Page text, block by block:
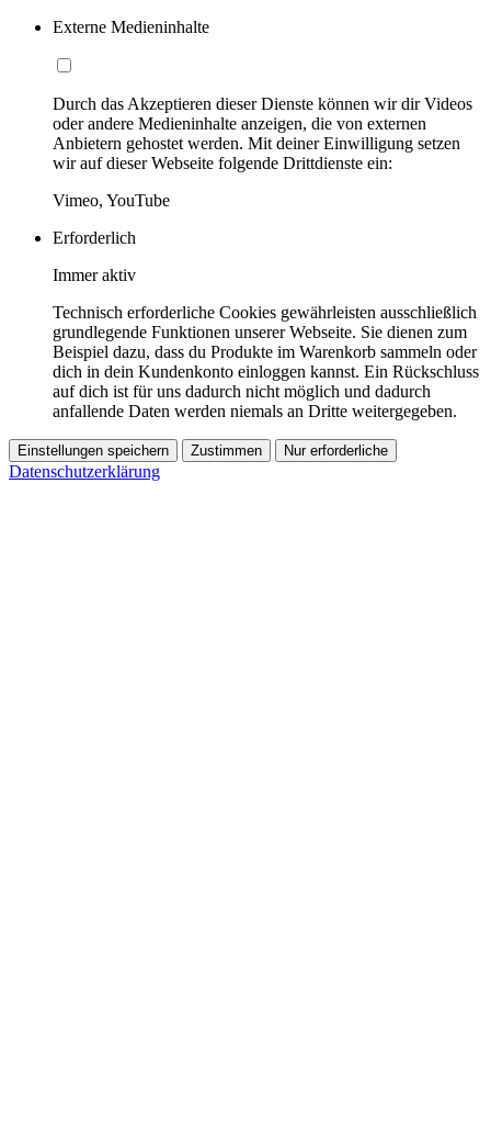
Externe Medieninhalte
Durch das Akzeptieren dieser Dienste können wir dir Videos
oder andere Medieninhalte anzeigen, die von externen
Anbietern gehostet werden. Mit deiner Einwilligung setzen
wir auf dieser Webseite folgende Drittdienste ein:
Vimeo, YouTube
Erforderlich
Immer aktiv
Technisch erforderliche Cookies gewährleisten ausschließlich
grundlegende Funktionen unserer Webseite. Sie dienen zum
Beispiel dazu, dass du Produkte im Warenkorb sammeln oder
dich in dein Kundenkonto einloggen kannst. Ein Rückschluss
auf dich ist für uns dadurch nicht möglich und dadurch
anfallende Daten werden niemals an Dritte weitergegeben.
Einstellungen speichern Zustimmen Nur erforderliche
Datenschutzerklärung